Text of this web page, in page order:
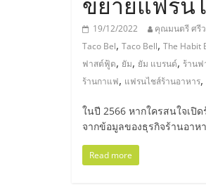
ไทย,
SMEs,
แฟ
รน
19/12/2022 คุณมนตรี ศรี
Taco Bel, Taco Bell, The Habit
ฟาสต์ฟู้ด, ยัม, ยัม แบรนด์, ร้าน
ร้านกาแฟ, แฟรนไชส์ร้านอาหาร,
ในปี 2566 หากใครสนใจเปิ
จากข้อมูลของธุรกิจร้านอาห
Read more